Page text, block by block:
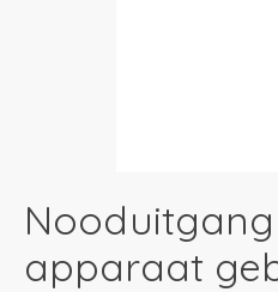
Nooduitgang
apparaat